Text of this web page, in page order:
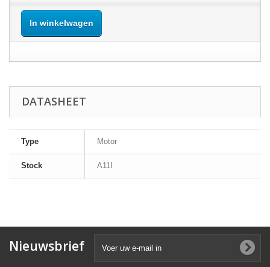
In winkelwagen
DATASHEET
Type Motor
Stock A11I
Nieuwsbrief